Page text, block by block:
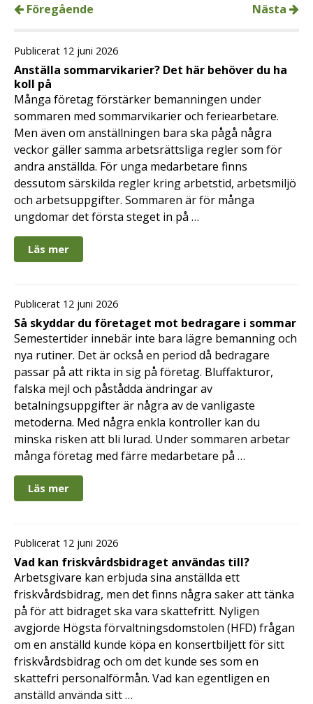
Föregående Nästa
Publicerat 12 juni 2026
Anställa sommarvikarier? Det här behöver du ha
koll på
Många företag förstärker bemanningen under
sommaren med sommarvikarier och feriearbetare.
Men även om anställningen bara ska pågå några
veckor gäller samma arbetsrättsliga regler som för
andra anställda. För unga medarbetare finns
dessutom särskilda regler kring arbetstid, arbetsmiljö
och arbetsuppgifter. Sommaren är för många
ungdomar det första steget in på …
Läs mer
Publicerat 12 juni 2026
Så skyddar du företaget mot bedragare i sommar
Semestertider innebär inte bara lägre bemanning och
nya rutiner. Det är också en period då bedragare
passar på att rikta in sig på företag. Bluffakturor,
falska mejl och påstådda ändringar av
betalningsuppgifter är några av de vanligaste
metoderna. Med några enkla kontroller kan du
minska risken att bli lurad. Under sommaren arbetar
många företag med färre medarbetare på …
Läs mer
Publicerat 12 juni 2026
Vad kan friskvårdsbidraget användas till?
Arbetsgivare kan erbjuda sina anställda ett
friskvårdsbidrag, men det finns några saker att tänka
på för att bidraget ska vara skattefritt. Nyligen
avgjorde Högsta förvaltningsdomstolen (HFD) frågan
om en anställd kunde köpa en konsertbiljett för sitt
friskvårdsbidrag och om det kunde ses som en
skattefri personalförmån. Vad kan egentligen en
anställd använda sitt …